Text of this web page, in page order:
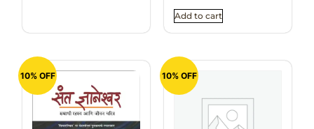
Add to cart
10% OFF 10% OFF